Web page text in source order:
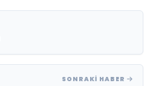
SONRAKI HABER